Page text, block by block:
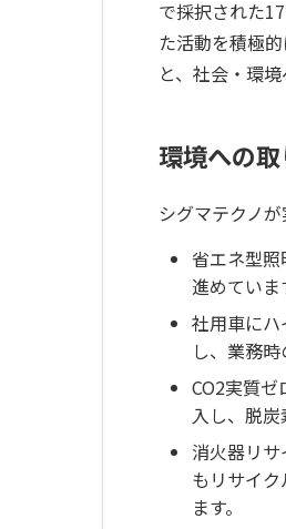
で採択された
た活動を積極
と、社会・環
環境への
シグマテクノ
省エネ型
進めていま
社用車に
し、業務時
CO2実質
入し、脱炭
消火器リ
もリサイ
ます。